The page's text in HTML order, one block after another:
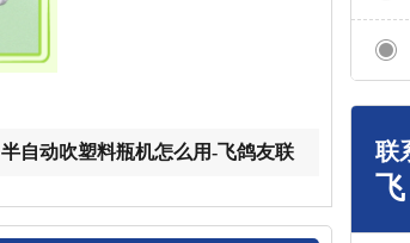
半自动吹塑料瓶机怎么用-飞鸽友联